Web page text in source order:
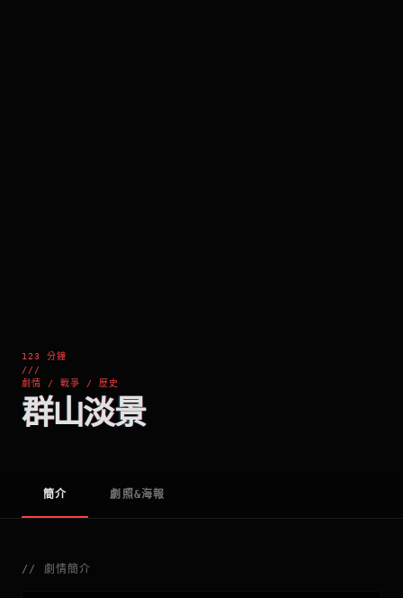
123 分鐘
///
劇情 / 戰爭 / 歷史
群山淡景
簡介 劇照&海報
// 劇情簡介